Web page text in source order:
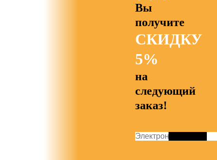
Вы
получите
СКИДКУ
5%
на
следующий
заказ!